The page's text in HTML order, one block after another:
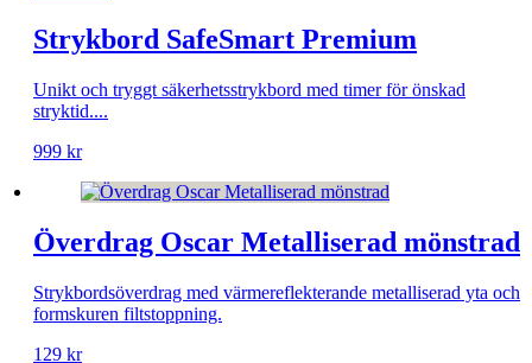
Strykbord SafeSmart Premium
Unikt och tryggt säkerhetsstrykbord med timer för önskad
stryktid....
999 kr
Överdrag Oscar Metalliserad mönstrad
Strykbordsöverdrag med värmereflekterande metalliserad yta och
formskuren filtstoppning.
129 kr